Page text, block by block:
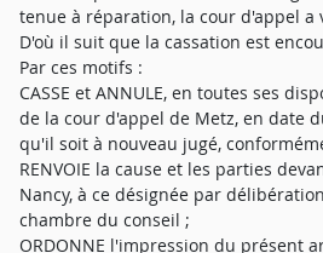
tenue à réparation, la cour d'appel a
D'où il suit que la cassation est
Par ces motifs :
CASSE et ANNULE, en toutes ses
de la cour d'appel de Metz, en date
qu'il soit à nouveau jugé,
RENVOIE la cause et les parties
Nancy, à ce désignée par
chambre du conseil ;
ORDONNE l'impression du présent